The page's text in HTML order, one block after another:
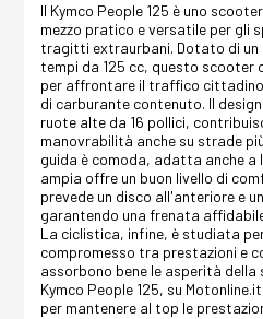
Il Kymco People 125 è uno
mezzo pratico e versatile per gli
tragitti extraurbani. Dotato di un
tempi da 125 cc, questo
per affrontare il traffico
di carburante contenuto. Il
ruote alte da 16 pollici,
manovrabilità anche su strade
guida è comoda, adatta anche a
ampia offre un buon livello di
prevede un disco all'anteriore e
garantendo una frenata
La ciclistica, infine, è studiata
compromesso tra prestazioni e
assorbono bene le asperità della
Kymco People 125, su
per mantenere al top le